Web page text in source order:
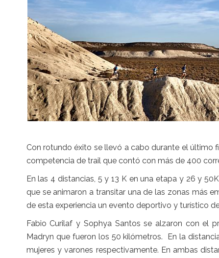
Con rotundo éxito se llevó a cabo durante el último
competencia de trail que contó con más de 400
En las 4 distancias, 5 y 13 K en una etapa y 26 y
que se animaron a transitar una de las zonas más
de esta experiencia un evento deportivo y turístico
Fabio Curilaf y Sophya Santos se alzaron con el
Madryn que fueron los 50 kilómetros. En la
mujeres y varones respectivamente. En ambas